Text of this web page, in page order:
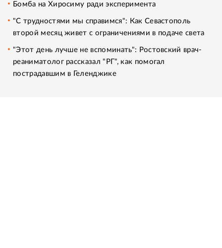
Бомба на Хиросиму ради эксперимента
"С трудностями мы справимся": Как Севастополь
второй месяц живет с ограничениями в подаче света
"Этот день лучше не вспоминать": Ростовский врач-
реаниматолог рассказал "РГ", как помогал
пострадавшим в Геленджике